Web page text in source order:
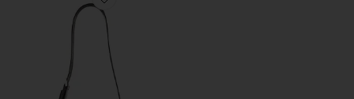
Favorite ASHA PAPER ショルダーバッグ